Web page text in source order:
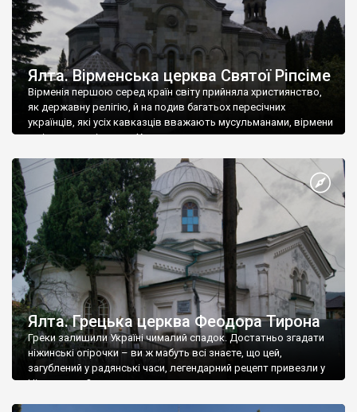
Ялта. Вірменська церква Святої Ріпсіме
Вірменія першою серед країн світу прийняла християнство,
як державну релігію, й на подив багатьох пересічних
українців, які усіх кавказців вважають мусульманами, вірмени
є відданими вірянами Христа
Ялта. Грецька церква Феодора Тирона
Греки залишили Україні чималий спадок. Достатньо згадати
ніжинські огірочки – ви ж мабуть всі знаєте, що цей,
загублений у радянські часи, легендарний рецепт привезли у
Ніжин греки?